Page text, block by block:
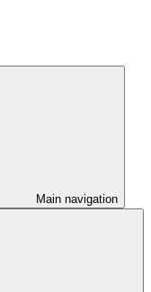
Main navigation